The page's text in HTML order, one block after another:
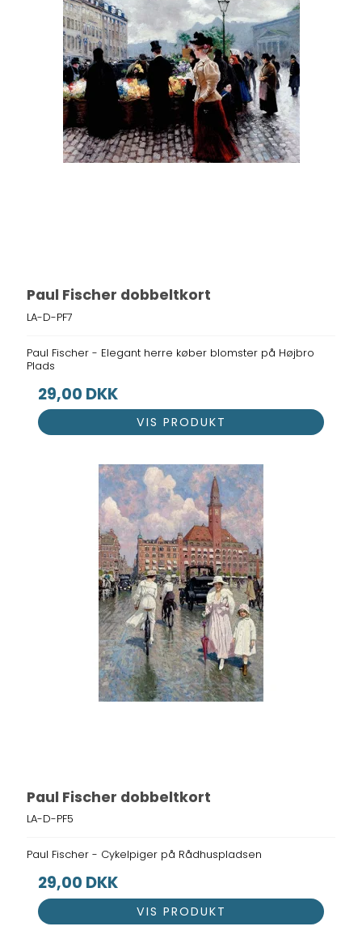
Paul Fischer dobbeltkort
LA-D-PF7
Paul Fischer - Elegant herre køber blomster på Højbro
Plads
29,00 DKK
VIS PRODUKT
Paul Fischer dobbeltkort
LA-D-PF5
Paul Fischer - Cykelpiger på Rådhuspladsen
29,00 DKK
VIS PRODUKT